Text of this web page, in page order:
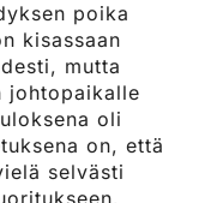
poika
kisassaan
mutta
johtopaikalle
oli
on, että
selvästi